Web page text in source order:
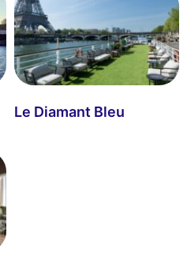
Le Diamant Bleu